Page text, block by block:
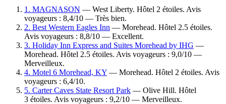
1. MAGNASON — West Liberty. Hôtel 2 étoiles. Avis
voyageurs : 8,4/10 — Très bien.
2. Best Western Eagles Inn — Morehead. Hôtel 2.5 étoiles.
Avis voyageurs : 8,8/10 — Excellent.
3. Holiday Inn Express and Suites Morehead by IHG —
Morehead. Hôtel 2.5 étoiles. Avis voyageurs : 9,0/10 —
Merveilleux.
4. Motel 6 Morehead, KY — Morehead. Hôtel 2 étoiles. Avis
voyageurs : 6,4/10.
5. Carter Caves State Resort Park — Olive Hill. Hôtel
3 étoiles. Avis voyageurs : 9,2/10 — Merveilleux.